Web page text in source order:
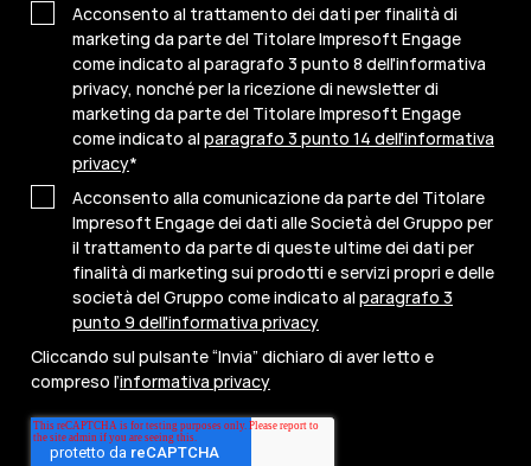
Acconsento al trattamento dei dati per finalità di
marketing da parte del Titolare Impresoft Engage
come indicato al paragrafo 3 punto 8 dell'informativa
privacy, nonché per la ricezione di newsletter di
marketing da parte del Titolare Impresoft Engage
come indicato al paragrafo 3 punto 14 dell'informativa
privacy*
Acconsento alla comunicazione da parte del Titolare
Impresoft Engage dei dati alle Società del Gruppo per
il trattamento da parte di queste ultime dei dati per
finalità di marketing sui prodotti e servizi propri e delle
società del Gruppo come indicato al paragrafo 3
punto 9 dell'informativa privacy
Cliccando sul pulsante “Invia” dichiaro di aver letto e
compreso l’informativa privacy